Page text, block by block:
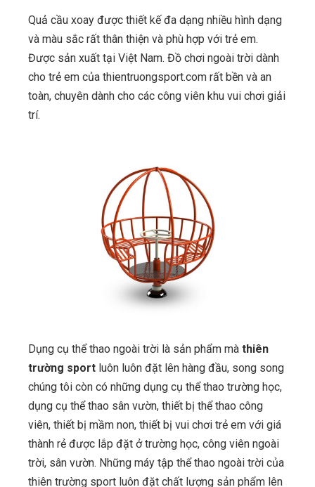
Quả cầu xoay được thiết kế đa dạng nhiều hình dạng
và màu sắc rất thân thiện và phù hợp với trẻ em.
Được sản xuất tại Việt Nam. Đồ chơi ngoài trời dành
cho trẻ em của thientruongsport.com rất bền và an
toàn, chuyên dành cho các công viên khu vui chơi giải
trí.
Dụng cụ thể thao ngoài trời là sản phẩm mà thiên
trường sport luôn luôn đặt lên hàng đầu, song song
chúng tôi còn có những dụng cụ thể thao trường học,
dụng cụ thể thao sân vườn, thiết bị thể thao công
viên, thiết bị mầm non, thiết bị vui chơi trẻ em với giá
thành rẻ được lắp đặt ở trường học, công viên ngoài
trời, sân vườn. Những máy tập thể thao ngoài trời của
thiên trường sport luôn đặt chất lượng sản phẩm lên